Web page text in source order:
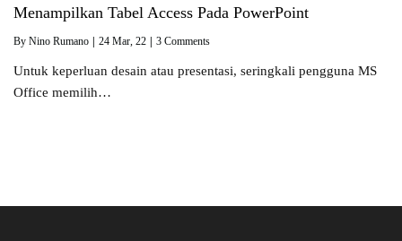
Menampilkan Tabel Access Pada PowerPoint
By Nino Rumano | 24 Mar, 22 | 3 Comments
Untuk keperluan desain atau presentasi, seringkali pengguna MS
Office memilih…